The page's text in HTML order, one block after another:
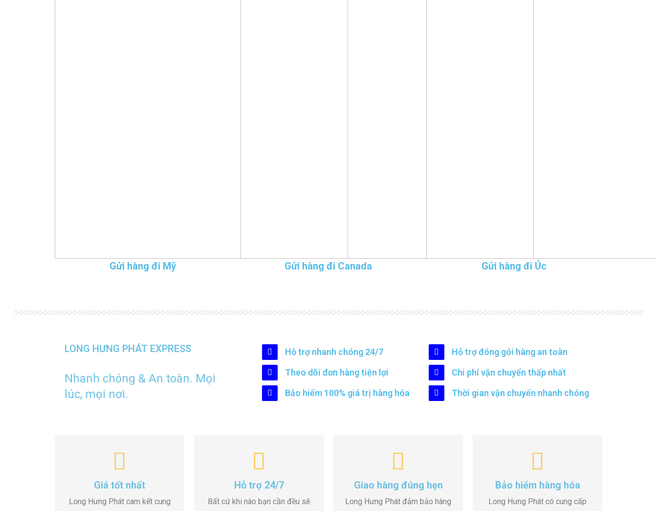
Gửi hàng đi Mỹ Gửi hàng đi Canada Gửi hàng đi Úc
LONG HƯNG PHÁT EXPRESS
Nhanh chóng & An toàn. Mọi
lúc, mọi nơi.
Hỗ trợ nhanh chóng 24/7
Hỗ trợ đóng gói hàng an toàn
Theo dõi đơn hàng tiện lợi
Chi phí vận chuyển thấp nhất
Bảo hiểm 100% giá trị hàng hóa
Thời gian vận chuyển nhanh chóng
Giá tốt nhất
Long Hưng Phát cam kết cung
Hỗ trợ 24/7
Bất cứ khi nào bạn cần đều sẽ
Giao hàng đúng hẹn
Long Hưng Phát đảm bảo hàng
Bảo hiểm hàng hóa
Long Hưng Phát có cung cấp